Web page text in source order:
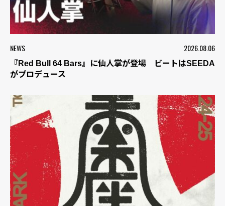
NEWS 2026.08.06
『Red Bull 64 Bars』に仙人掌が登場 ビートはSEEDA
がプロデュース